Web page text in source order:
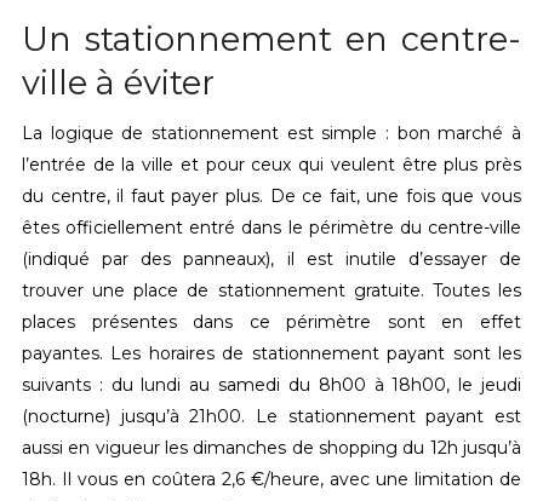
Un stationnement en centre-
ville à éviter
La logique de stationnement est simple : bon marché à
l’entrée de la ville et pour ceux qui veulent être plus près
du centre, il faut payer plus. De ce fait, une fois que vous
êtes officiellement entré dans le périmètre du centre-ville
(indiqué par des panneaux), il est inutile d’essayer de
trouver une place de stationnement gratuite. Toutes les
places présentes dans ce périmètre sont en effet
payantes. Les horaires de stationnement payant sont les
suivants : du lundi au samedi du 8h00 à 18h00, le jeudi
(nocturne) jusqu’à 21h00. Le stationnement payant est
aussi en vigueur les dimanches de shopping du 12h jusqu’à
18h. Il vous en coûtera 2,6 €/heure, avec une limitation de